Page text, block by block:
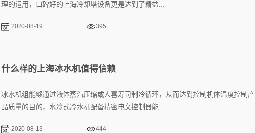
理的运用，口碑好的上海冷却塔设备更是达到了精益...
2020-08-19 395
什么样的上海冰水机值得信赖
冰水机组能够通过液体蒸汽压缩或人喜寿司制冷循环，从而达到控制机体温度控制产
品质量的目的，水冷式冷水机配备精密电文控制器能...
2020-08-13 444